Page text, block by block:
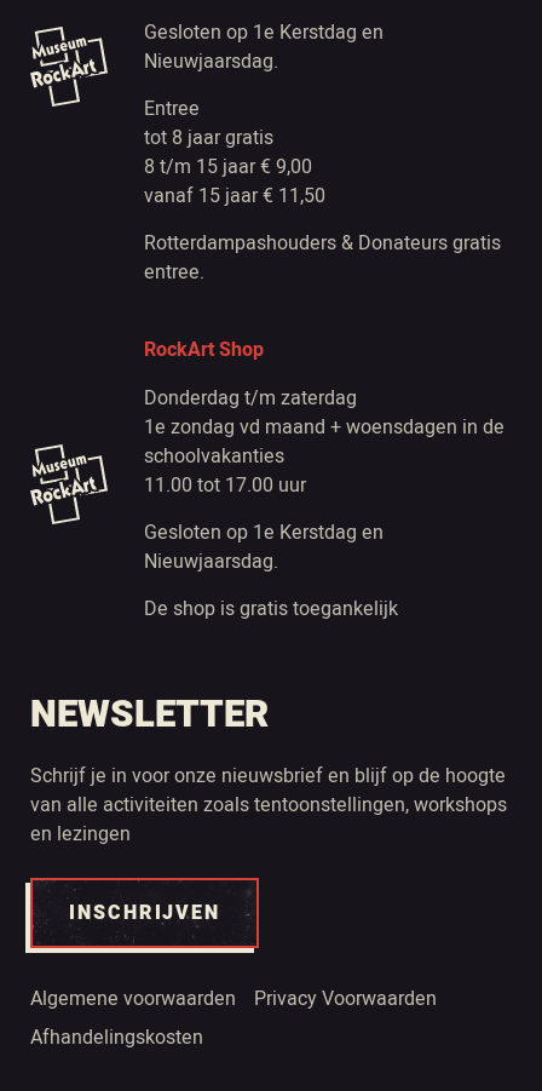
Gesloten op 1e Kerstdag en
Nieuwjaarsdag.
Entree
tot 8 jaar gratis
8 t/m 15 jaar € 9,00
vanaf 15 jaar € 11,50
Rotterdampashouders & Donateurs gratis
entree.
RockArt Shop
Donderdag t/m zaterdag
1e zondag vd maand + woensdagen in de
schoolvakanties
11.00 tot 17.00 uur
Gesloten op 1e Kerstdag en
Nieuwjaarsdag.
De shop is gratis toegankelijk
NEWSLETTER
Schrijf je in voor onze nieuwsbrief en blijf op de hoogte
van alle activiteiten zoals tentoonstellingen, workshops
en lezingen
INSCHRIJVEN
Algemene voorwaarden
Privacy Voorwaarden
Afhandelingskosten